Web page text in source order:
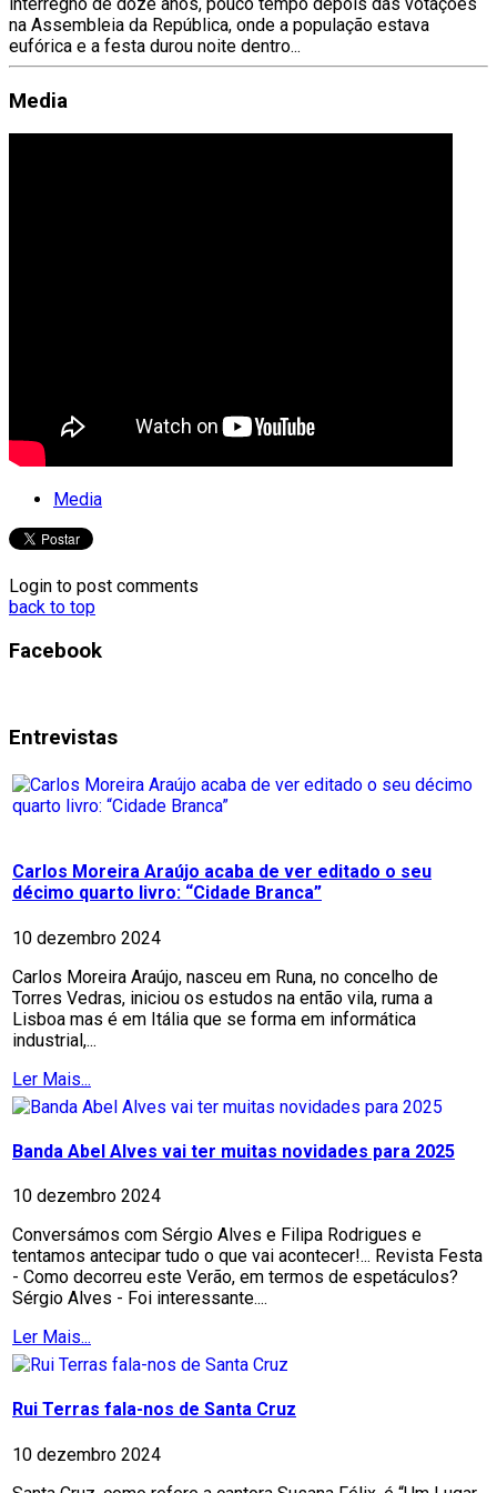
na Assembleia da República, onde a população estava
eufórica e a festa durou noite dentro...
Media
Media
Login to post comments
back to top
Facebook
Entrevistas
Carlos Moreira Araújo acaba de ver editado o seu
décimo quarto livro: “Cidade Branca”
10 dezembro 2024
Carlos Moreira Araújo, nasceu em Runa, no concelho de
Torres Vedras, iniciou os estudos na então vila, ruma a
Lisboa mas é em Itália que se forma em informática
industrial,...
Ler Mais...
Banda Abel Alves vai ter muitas novidades para 2025
10 dezembro 2024
Conversámos com Sérgio Alves e Filipa Rodrigues e
tentamos antecipar tudo o que vai acontecer!... Revista Festa
- Como decorreu este Verão, em termos de espetáculos?
Sérgio Alves - Foi interessante....
Ler Mais...
Rui Terras fala-nos de Santa Cruz
10 dezembro 2024